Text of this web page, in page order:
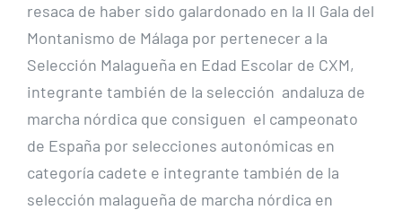
resaca de haber sido galardonado en la II Gala del
Montanismo de Málaga por pertenecer a la
Selección Malagueña en Edad Escolar de CXM,
integrante también de la selección andaluza de
marcha nórdica que consiguen el campeonato
de España por selecciones autonómicas en
categoría cadete e integrante también de la
selección malagueña de marcha nórdica en